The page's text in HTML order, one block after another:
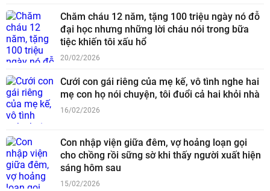
Chăm cháu 12 năm, tặng 100 triệu ngày nó đỗ
đại học nhưng những lời cháu nói trong bữa
tiệc khiến tôi xấu hổ
20/02/2026
Cưới con gái riêng của mẹ kế, vô tình nghe hai
mẹ con họ nói chuyện, tôi đuổi cả hai khỏi nhà
16/02/2026
Con nhập viện giữa đêm, vợ hoảng loạn gọi
cho chồng rồi sững sờ khi thấy người xuất hiện
sáng hôm sau
15/02/2026